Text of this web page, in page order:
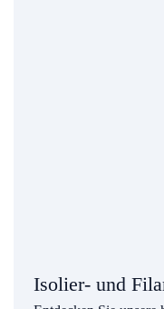
Isolier- und